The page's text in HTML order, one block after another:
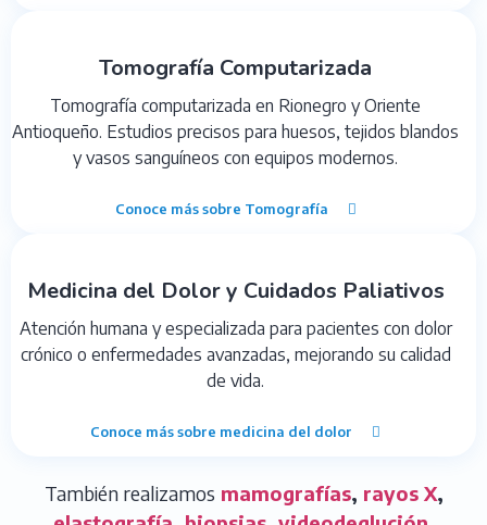
Tomografía Computarizada
Tomografía computarizada en Rionegro y Oriente
Antioqueño. Estudios precisos para huesos, tejidos blandos
y vasos sanguíneos con equipos modernos.
Conoce más sobre Tomografía
Medicina del Dolor y Cuidados Paliativos
Atención humana y especializada para pacientes con dolor
crónico o enfermedades avanzadas, mejorando su calidad
de vida.
Conoce más sobre medicina del dolor
También realizamos mamografías, rayos X,